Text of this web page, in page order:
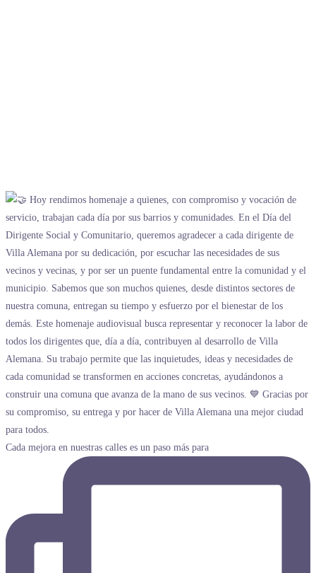
Cada mejora en nuestras calles es un paso más para